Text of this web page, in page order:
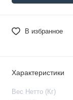
В избранное
Характеристики
Вес Нетто (Кг)